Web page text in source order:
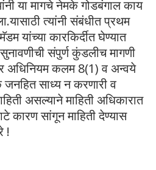
या मागचे नेमके गोडबंगाल काय
त्यांनी संबंधीत प्रथम
यांच्या कारकिर्दीत घेण्यात
संपुर्ण कुंडलीच मागणी
अधिनियम कलम 8(1) व अन्वये
जनहित साध्य न करणारी व
असल्याने माहिती अधिकारात
कारण सांगून माहिती देण्यास
!